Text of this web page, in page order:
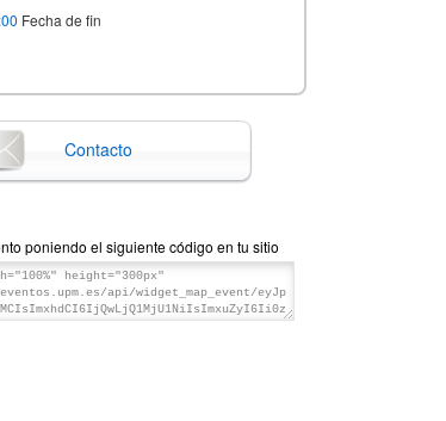
Fecha de fin
Contacto
poniendo el siguiente código en tu sitio